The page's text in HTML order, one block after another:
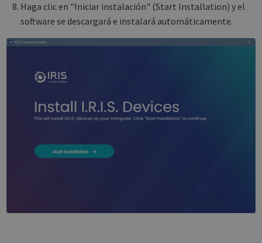
Haga clic en "Iniciar instalación" (Start Installation) y el
software se descargará e instalará automáticamente.